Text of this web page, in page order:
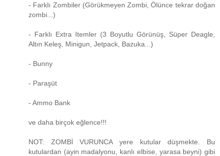
- Farklı Zombiler (Görükmeyen Zombi, Ölünce tekrar doğan
zombi...)
- Farklı Extra Itemler (3 Boyutlu Görünüş, Süper Deagle,
Altın Keleş, Minigun, Jetpack, Bazuka...)
- Bunny
- Paraşüt
- Ammo Bank
ve daha birçok eğlence!!!
NOT: ZOMBİ VURUNCA yere kutular düşmekte. Bu
kutulardan (ayin madalyonu, kanlı elbise, yarasa beyni) gibi